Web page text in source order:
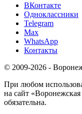
ВКонтакте
Одноклассники
Telegram
Max
WhatsApp
Контакты
© 2009-2026 -
При любом
на сайт
обязательна.